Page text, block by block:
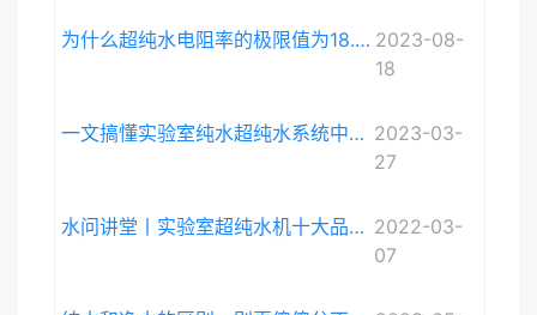
为什么超纯水电阻率的极限值为18.248MΩ·cm而不是无限大？ 2023-08-
18
一文搞懂实验室纯水超纯水系统中电导率与电阻率的关系 2023-03-
27
水问讲堂丨实验室超纯水机十大品牌排序和详细介绍 2022-03-
07